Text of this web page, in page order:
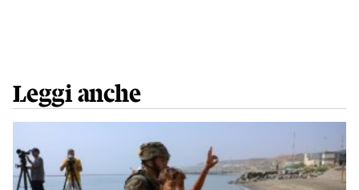
Leggi anche